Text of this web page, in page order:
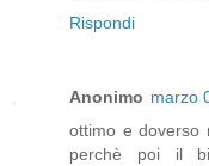
Rispondi
Anonimo marzo
ottimo e doverso
perchè poi il